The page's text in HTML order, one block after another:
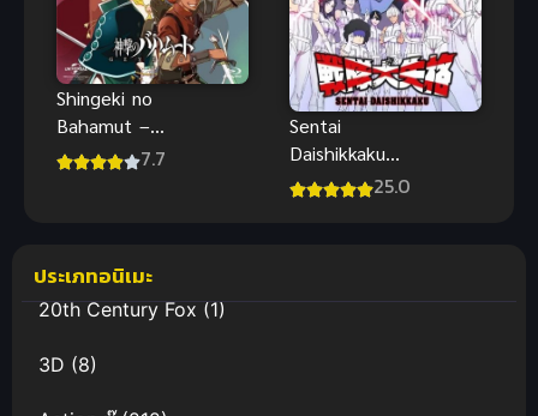
Shingeki no
Bahamut –
Genesis (ซับ
7.7
Sentai
Daishikkaku
ขบวนการ 25.0
ประเภทอนิเมะ
20th Century Fox(1)
3D (8)